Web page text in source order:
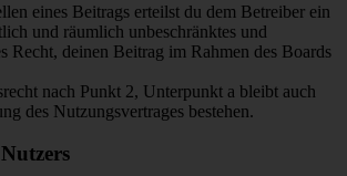
eines Beitrags erteilst du dem Betreiber ein
und räumlich unbeschränktes und
Recht, deinen Beitrag im Rahmen des Boards
nach Punkt 2, Unterpunkt a bleibt auch
des Nutzungsvertrages bestehen.